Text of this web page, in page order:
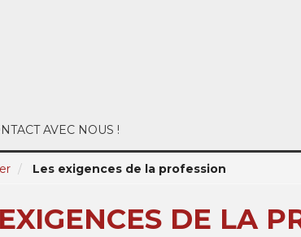
AVEC NOUS !
Les exigences de la profession
DE LA